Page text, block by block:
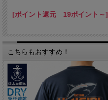
[ポイント還元 19ポイント～]
こちらもおすすめ！